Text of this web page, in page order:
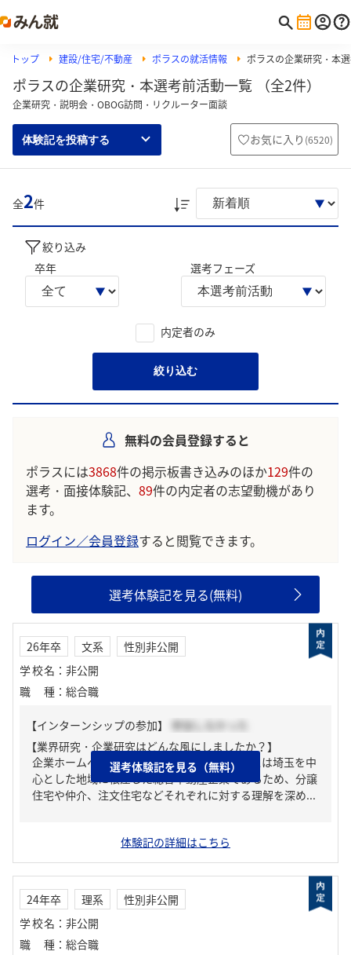
トップ 建設/住宅/不動産 ポラスの就活情報 ポラスの企業研究・本
ポラスの企業研究・本選考前活動一覧 （全2件）
企業研究・説明会・OBOG訪問・リクルーター面談
体験記を投稿する お気に入り (6520)
全2件
絞り込み
卒年
選考フェーズ
内定者のみ
絞り込む
無料の会員登録すると
ポラスには3868件の掲示板書き込みのほか129件の
選考・面接体験記、 89件の内定者の志望動機があり
ます。
ログイン／会員登録すると閲覧できます。
選考体験記を見る(無料)
26年卒 文系
性別非公開
学校名 ： 非公開
職種 ： 総合職
【インターンシップの参加】
参加しなかった
【業界研究・企業研究はどんな風にしましたか？】
企業ホームページを読み込むことです。ポラスは埼玉を中
心とした地域に根差した総合不動産企業であるため、分譲
住宅や仲介、注文住宅などそれぞれに対する理解を深め...
選考体験記を見る（無料）
体験記の詳細はこちら
24年卒 理系
性別非公開
学校名 ： 非公開
職種 ： 総合職